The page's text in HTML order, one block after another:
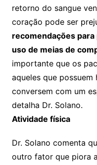
retorno do sangue
coração pode ser
recomendações
uso de meias de
importante que os
aqueles que
conversem com um
detalha Dr. Solano.
Atividade física
Dr. Solano comenta
outro fator que piora